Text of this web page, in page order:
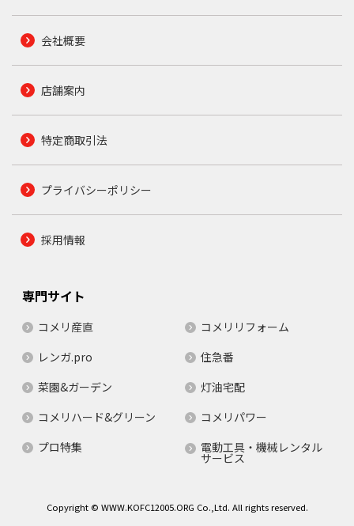
会社概要
店舗案内
特定商取引法
プライバシーポリシー
採用情報
専門サイト
コメリ産直
コメリリフォーム
レンガ.pro
住急番
菜園&ガーデン
灯油宅配
コメリハード&グリーン
コメリパワー
プロ特集
電動工具・機械レンタル
サービス
Copyright © WWW.KOFC12005.ORG Co.,Ltd. All rights reserved.